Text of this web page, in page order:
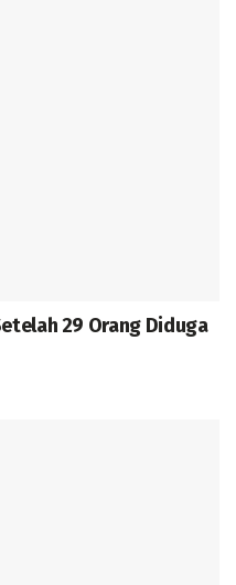
29 Orang Diduga